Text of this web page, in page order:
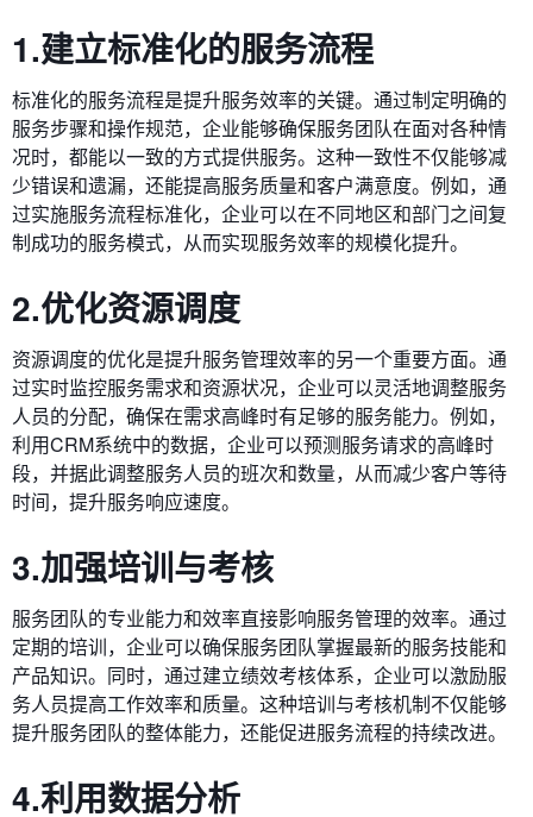
1.建立标准化的服务流程
标准化的服务流程是提升服务效率的关键。通过制定明确的
服务步骤和操作规范，企业能够确保服务团队在面对各种情
况时，都能以一致的方式提供服务。这种一致性不仅能够减
少错误和遗漏，还能提高服务质量和客户满意度。例如，通
过实施服务流程标准化，企业可以在不同地区和部门之间复
制成功的服务模式，从而实现服务效率的规模化提升。
2.优化资源调度
资源调度的优化是提升服务管理效率的另一个重要方面。通
过实时监控服务需求和资源状况，企业可以灵活地调整服务
人员的分配，确保在需求高峰时有足够的服务能力。例如，
利用CRM系统中的数据，企业可以预测服务请求的高峰时
段，并据此调整服务人员的班次和数量，从而减少客户等待
时间，提升服务响应速度。
3.加强培训与考核
服务团队的专业能力和效率直接影响服务管理的效率。通过
定期的培训，企业可以确保服务团队掌握最新的服务技能和
产品知识。同时，通过建立绩效考核体系，企业可以激励服
务人员提高工作效率和质量。这种培训与考核机制不仅能够
提升服务团队的整体能力，还能促进服务流程的持续改进。
4.利用数据分析